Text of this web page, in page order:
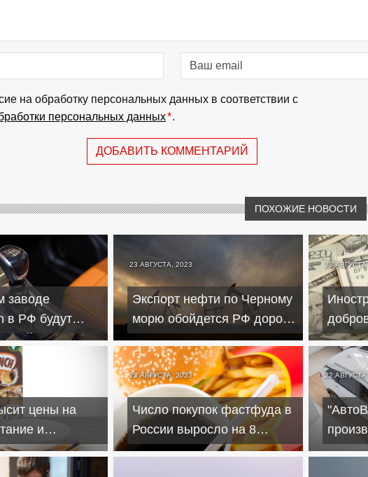
на обработку персональных данных в соответствии с
персональных данных*.
ДОБАВИТЬ КОММЕНТАРИЙ
ПОХОЖИЕ НОВОСТИ
заводе
в РФ будут
Chery
23 АВГУСТА, 2023
Экспорт нефти по Черному
морю обойдется РФ дороже
из-за "военных рисков"
23
цены на
и
грудного
22 АВГУСТА, 2023
Число покупок фастфуда в
России выросло на 8
процентов с января по
22